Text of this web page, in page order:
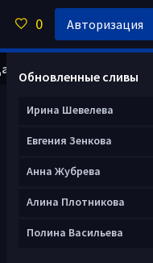
анкету
Обновленные сливы
Ирина Шевелева
Евгения Зенкова
Анна Жубрева
Алина Плотникова
Полина Васильева
0 Авторизация